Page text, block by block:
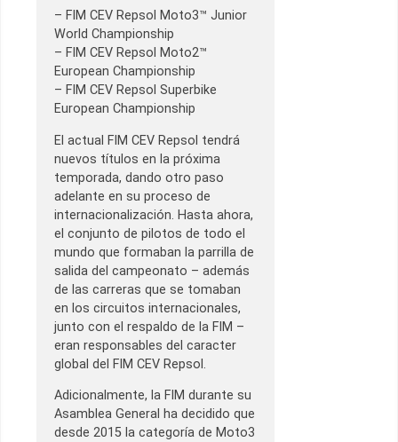
– FIM CEV Repsol Moto3™ Junior
World Championship
– FIM CEV Repsol Moto2™
European Championship
– FIM CEV Repsol Superbike
European Championship
El actual FIM CEV Repsol tendrá
nuevos títulos en la próxima
temporada, dando otro paso
adelante en su proceso de
internacionalización. Hasta ahora,
el conjunto de pilotos de todo el
mundo que formaban la parrilla de
salida del campeonato – además
de las carreras que se tomaban
en los circuitos internacionales,
junto con el respaldo de la FIM –
eran responsables del caracter
global del FIM CEV Repsol.
Adicionalmente, la FIM durante su
Asamblea General ha decidido que
desde 2015 la categoría de Moto3